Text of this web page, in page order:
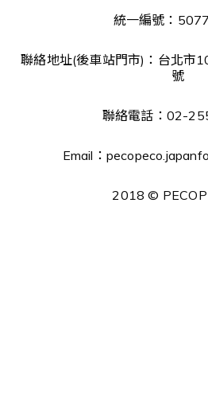
統一編號：
聯絡地址(後車站門市)：台北市
號
聯絡電話：02-
Email：
2018 ©